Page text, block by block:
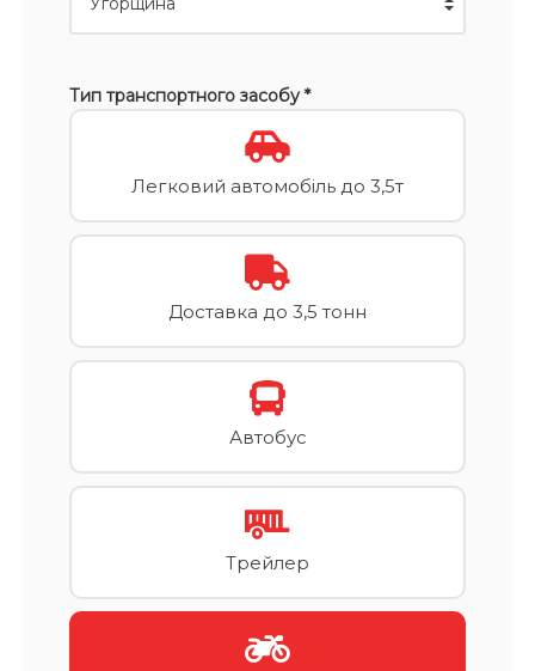
Тип транспортного засобу *
Легковий автомобіль до 3,5т
Доставка до 3,5 тонн
Автобус
Трейлер